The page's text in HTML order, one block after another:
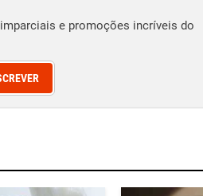
e promoções incríveis do